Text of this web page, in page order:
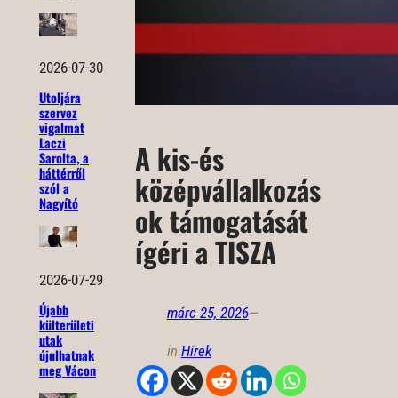
2026-07-30
Utoljára
szervez
vigalmat
Laczi
Sarolta, a
háttérről
szól a
Nagyító
2026-07-29
Újabb
külterületi
utak
újulhatnak
meg Vácon
A kis-és
középvállalkozás
ok támogatását
ígéri a TISZA
márc 25, 2026—
in Hírek